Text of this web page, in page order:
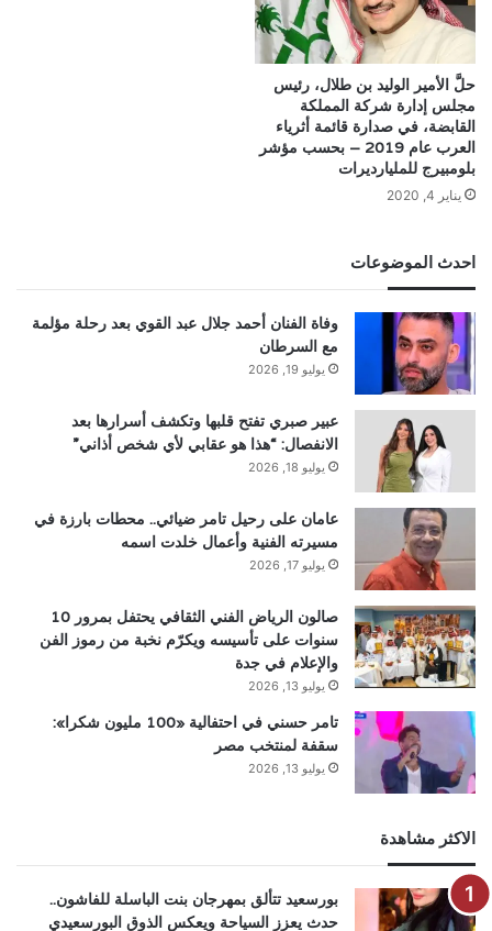
حلَّ الأمير الوليد بن طلال، رئيس
مجلس إدارة شركة المملكة
القابضة، في صدارة قائمة أثرياء
العرب عام 2019 – بحسب مؤشر
بلومبيرج للمليارديرات
يناير 4, 2020
احدث الموضوعات
وفاة الفنان أحمد جلال عبد القوي بعد رحلة مؤلمة
مع السرطان
يوليو 19, 2026
عبير صبري تفتح قلبها وتكشف أسرارها بعد
الانفصال: “هذا هو عقابي لأي شخص أذاني”
يوليو 18, 2026
عامان على رحيل تامر ضيائي.. محطات بارزة في
مسيرته الفنية وأعمال خلدت اسمه
يوليو 17, 2026
صالون الرياض الفني الثقافي يحتفل بمرور 10
سنوات على تأسيسه ويكرّم نخبة من رموز الفن
والإعلام في جدة
يوليو 13, 2026
تامر حسني في احتفالية «100 مليون شكرا»:
سقفة لمنتخب مصر
يوليو 13, 2026
الاكثر مشاهدة
بورسعيد تتألق بمهرجان بنت الباسلة للفاشون..
حدث يعزز السياحة ويعكس الذوق البورسعيدي